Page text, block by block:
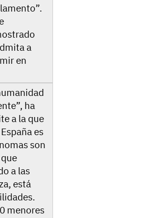
a
en
ha
a la que
es
son
a las
está
menores